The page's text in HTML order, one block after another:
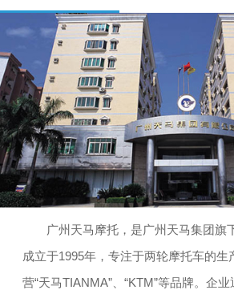
广州天马摩托，是广州天马集团旗
成立于1995年，专注于两轮摩托车的生
营“天马TIANMA”、“KTM”等品牌。企